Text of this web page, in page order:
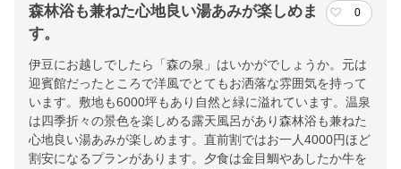
森林浴も兼ねた心地良い湯あみが楽しめま
す。
0
伊豆にお越しでしたら「森の泉」はいかがでしょうか。元は
迎賓館だったところで洋風でとてもお洒落な雰囲気を持って
います。敷地も6000坪もあり自然と緑に溢れています。温泉
は四季折々の景色を楽しめる露天風呂があり森林浴も兼ねた
心地良い湯あみが楽しめます。直前割ではお一人4000円ほど
割安になるプランがあります。夕食は金目鯛やあしたか牛を